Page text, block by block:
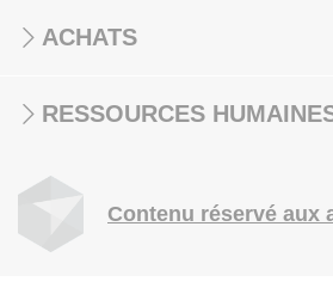
ACHATS
RESSOURCES
Contenu réservé aux